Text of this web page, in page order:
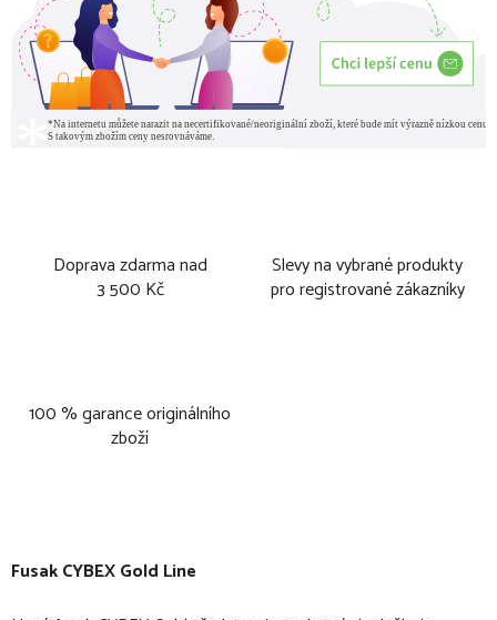
Doprava zdarma nad
3 500 Kč
Slevy na vybrané produkty
pro registrované zákazníky
100 % garance originálního
zboží
Fusak CYBEX Gold Line